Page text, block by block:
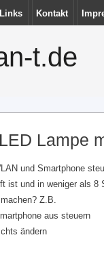
Links Kontakt
t.de
Lampe
und Smartphone
ist und in weniger als 8
Z.B.
aus steuern
ändern